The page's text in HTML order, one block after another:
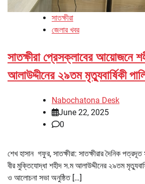
সাতক্ষীরা
জেলার খবর
সাতক্ষীরা প্রেসক্লাবের আয়োজনে
আলাউদ্দীনের ২৯তম মৃত্যুবার্ষিকী
Nabochatona Desk
June 22, 2025
0
শেখ হাসান গফুর, সাতক্ষীরা: সাতক্ষীরার দৈনিক পত্রদূত
বীর মুক্তিযোদ্ধা শহীদ স.ম আলাউদ্দীনের ২৯তম
ও আলোচনা সভা অনুষ্ঠিত […]